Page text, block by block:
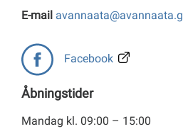
E-mail avannaata@avannaata.gl
Facebook
Åbningstider
Mandag kl. 09:00 – 15:00